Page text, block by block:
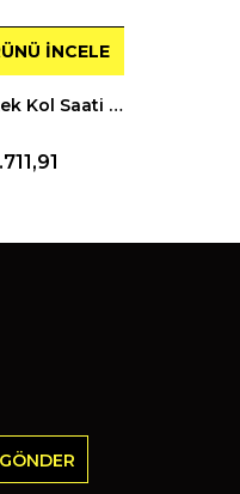
INVICTA Speedway Erkek Kol Saati 248391
İNCELE
GÖNDER